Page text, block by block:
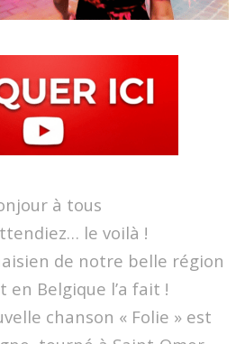
à tous
le voilà !
de notre belle région
en Belgique l’a fait !
chanson « Folie » est